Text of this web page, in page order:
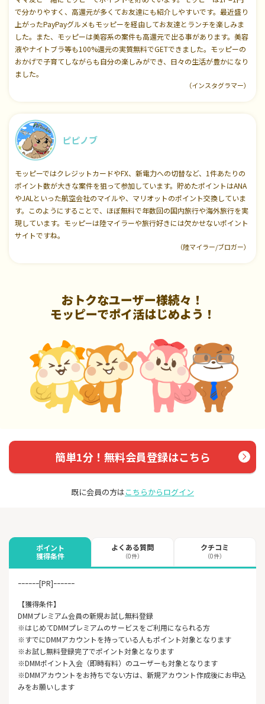
で分かりやすく、高還元が多くてお友達にも紹介しやすいです。最近盛り
上がったPayPayグルメもモッピーを経由してお友達とランチを楽しみま
した。また、モッピーは美容系の案件も高還元で出る事があります。美容
液やナイトブラ等も100%還元の実質無料でGETできました。モッピーの
おかげで子育てしながらも自分の楽しみができ、日々の生活が豊かになり
ました。
（インスタグラマー）
ピピノブ
モッピーではクレジットカードやFX、新電力への切替など、1件あたりの
ポイント数が大きな案件を狙って参加しています。貯めたポイントはANA
やJALといった航空会社のマイルや、マリオットのポイント交換していま
す。このようにすることで、ほぼ無料で年数回の国内旅行や海外旅行を実
現しています。モッピーは陸マイラーや旅行好きには欠かせないポイント
サイトですね。
（陸マイラー/ブロガー）
おトクなユーザー様続々！
モッピーでポイ活はじめよう！
簡単1分！無料会員登録はこちら
既に会員の方はこちらからログイン
ポイント
獲得条件
よくある質問
（0件）
クチコミ
（0件）
ｰｰｰｰｰｰ[PR]ｰｰｰｰｰｰ
【獲得条件】
DMMプレミアム会員の新規お試し無料登録
※はじめてDMMプレミアムのサービスをご利用になられる方
※すでにDMMアカウントを持っている人もポイント対象となります
※お試し無料登録完了でポイント対象となります
※DMMポイント入会（即時有料）のユーザーも対象となります
※DMMアカウントをお持ちでない方は、新規アカウント作成後にお申込
みをお願いします